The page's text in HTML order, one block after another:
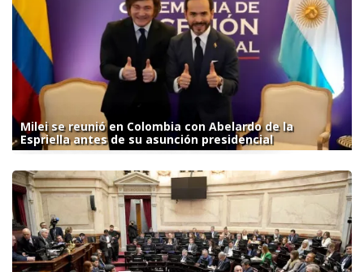
Milei se reunió en Colombia con Abelardo de la
Espriella antes de su asunción presidencial